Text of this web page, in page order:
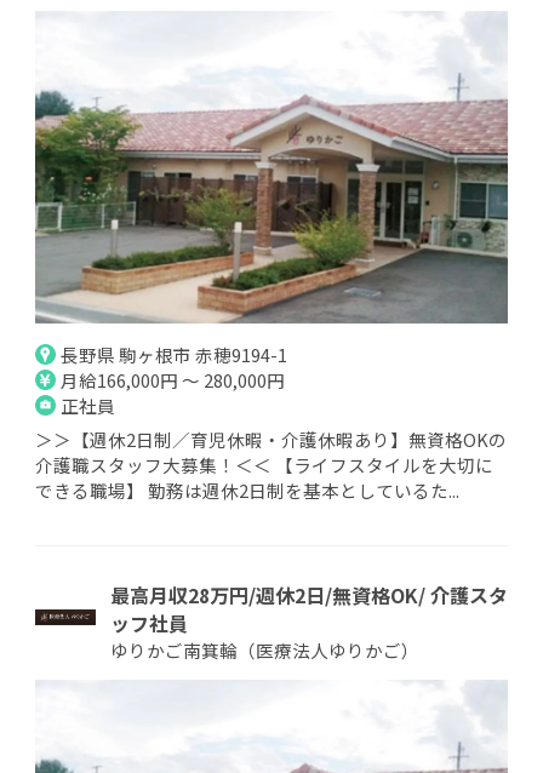
長野県 駒ヶ根市 赤穂9194-1
月給166,000円 ～ 280,000円
正社員
＞＞【週休2日制／育児休暇・介護休暇あり】無資格OKの
介護職スタッフ大募集！＜＜ 【ライフスタイルを大切に
できる職場】 勤務は週休2日制を基本としているた...
最高月収28万円/週休2日/無資格OK/ 介護スタ
ッフ社員
ゆりかご南箕輪（医療法人ゆりかご）